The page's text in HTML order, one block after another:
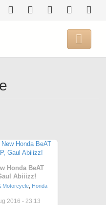

Honda BeAT
Abiiizz!
Motorcycle Honda
2016 - 23:13